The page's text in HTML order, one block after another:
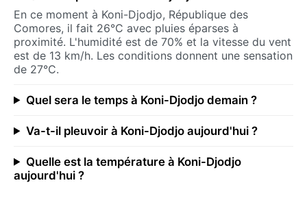
En ce moment à Koni-Djodjo, République des
Comores, il fait 26°C avec pluies éparses à
proximité. L'humidité est de 70% et la vitesse du vent
est de 13 km/h. Les conditions donnent une sensation
de 27°C.
Quel sera le temps à Koni-Djodjo demain ?
Va-t-il pleuvoir à Koni-Djodjo aujourd'hui ?
Quelle est la température à Koni-Djodjo
aujourd'hui ?